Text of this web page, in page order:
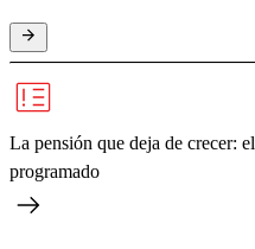
La pensión que deja de crecer:
programado